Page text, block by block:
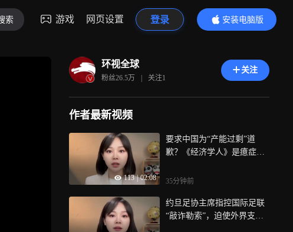
索 游戏 网页设置 登录
安装电脑版
内容更精彩
环视全球
粉丝26.5万 | 关注1
关注
作者最新视频
113 | 02:08
要求中国为“产能过剩”道
歉？《经济学人》是癔症犯
35分钟前
约旦足协主席指控国际足联
“敲诈勒索”，迫使外界支持